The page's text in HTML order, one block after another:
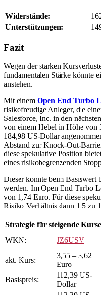
Widerstände:
Unterstützungen:
Fazit
Wegen der starken
fundamentalen Stärke könnte
anstehen.
Mit einem Open End Turbo
risikofreudige Anleger, die
Salesforce, Inc. in den
von einem Hebel in Höhe von
184,98 US-Dollar
Abstand zur Knock-Out-
diese spekulative Position
eines risikobegrenzenden
Dieser könnte beim Basiswert
werden. Im Open End Turbo
von 1,74 Euro. Für diese
Risiko-Verhältnis dann 1,5 zu
Strategie für steigende Kurse
WKN:
JZ6USV
akt. Kurs:
3,55 – 3,62
Euro
Basispreis:
112,39 US-
Dollar